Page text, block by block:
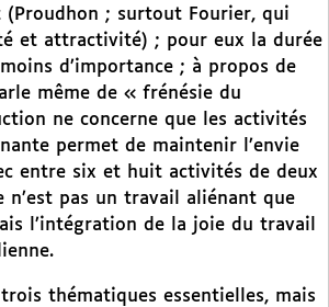
(Proudhon ; surtout Fourier, qui
et attractivité) ; pour eux la durée
d’importance ; à propos de
même de « frénésie du
ne concerne que les activités
permet de maintenir l’envie
entre six et huit activités de deux
n’est pas un travail aliénant que
l’intégration de la joie du travail
trois thématiques essentielles, mais